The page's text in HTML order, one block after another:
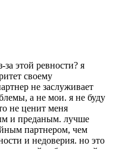
этой ревности? я
своему
не заслуживает
а не мои. я не буду
не ценит меня
и преданым. лучше
партнером, чем
и недоверия. но это